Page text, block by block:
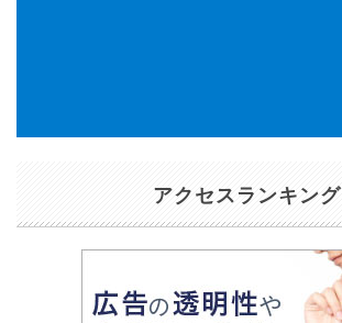
アクセスランキング